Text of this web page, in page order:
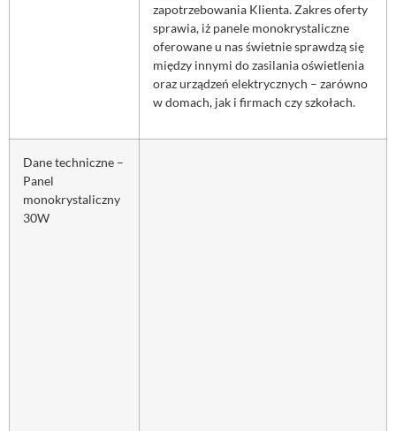
zapotrzebowania Klienta. Zakres oferty
sprawia, iż panele monokrystaliczne
oferowane u nas świetnie sprawdzą się
między innymi do zasilania oświetlenia
oraz urządzeń elektrycznych – zarówno
w domach, jak i firmach czy szkołach.
Dane techniczne –
Panel
monokrystaliczny
30W